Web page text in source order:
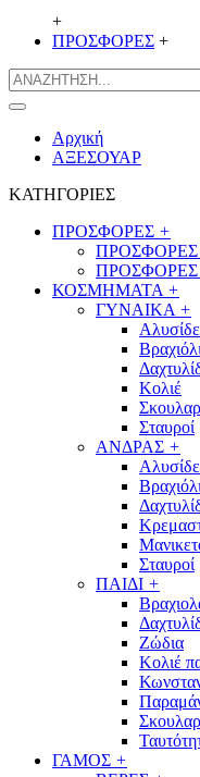
+
ΠΡΟΣΦΟΡΕΣ +
Αρχική
ΑΞΕΣΟΥΑΡ
ΚΑΤΗΓΟΡΙΕΣ
ΠΡΟΣΦΟΡΕΣ +
ΚΟΣΜΗΜΑΤΑ +
ΓΥΝΑΙΚΑ +
Κολιέ
Σταυροί
ΑΝΔΡΑΣ +
Σταυροί
ΠΑΙΔΙ +
Ζώδια
Κολιέ
ΓΑΜΟΣ +